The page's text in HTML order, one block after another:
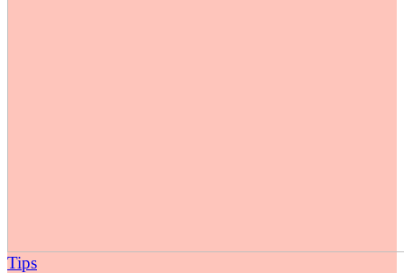
Tips